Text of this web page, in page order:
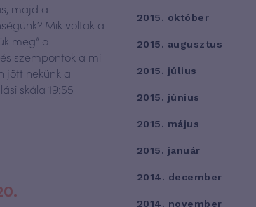
majd a
Mik voltak a
meg” a
szempontok a mi
jött nekünk a
skála 19:55
2015. október
2015. augusztus
2015. július
2015. június
2015. május
2015. január
2014. december
2014. november